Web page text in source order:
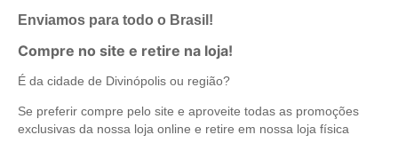
Enviamos para todo o Brasil!
Compre no site e retire na loja!
É da cidade de Divinópolis ou região?
Se preferir compre pelo site e aproveite todas as promoções
exclusivas da nossa loja online e retire em nossa loja física